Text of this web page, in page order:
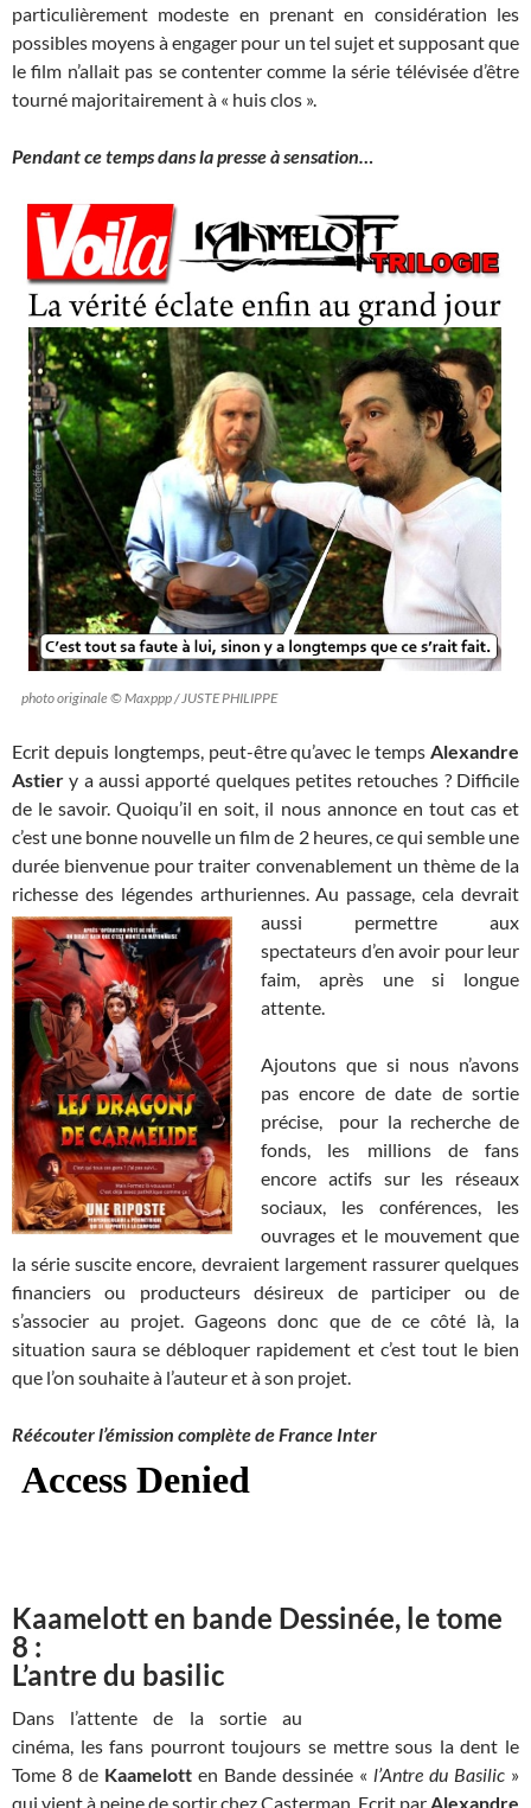
particulièrement modeste en prenant en considération les
possibles moyens à engager pour un tel sujet et supposant que
le film n’allait pas se contenter comme la série télévisée d’être
tourné majoritairement à « huis clos ».
Pendant ce temps dans la presse à sensation…
photo originale © Maxppp / JUSTE PHILIPPE
Ecrit depuis longtemps, peut-être qu’avec le temps Alexandre
Astier y a aussi apporté quelques petites retouches ? Difficile
de le savoir. Quoiqu’il en soit, il nous annonce en tout cas et
c’est une bonne nouvelle un film de 2 heures, ce qui semble une
durée bienvenue pour traiter convenablement un thème de la
richesse des légendes arthuriennes. Au passage, cela devrait
aussi permettre aux
spectateurs d’en avoir pour leur
faim, après une si longue
attente.
Ajoutons que si nous n’avons
pas encore de date de sortie
précise, pour la recherche de
fonds, les millions de fans
encore actifs sur les réseaux
sociaux, les conférences, les
ouvrages et le mouvement que
la série suscite encore, devraient largement rassurer quelques
financiers ou producteurs désireux de participer ou de
s’associer au projet. Gageons donc que de ce côté là, la
situation saura se débloquer rapidement et c’est tout le bien
que l’on souhaite à l’auteur et à son projet.
Réécouter l’émission complète de France Inter
Kaamelott en bande Dessinée, le tome
8 :
L’antre du basilic
Dans l’attente de la sortie au
cinéma, les fans pourront toujours se mettre sous la dent le
Tome 8 de Kaamelott en Bande dessinée « l’Antre du Basilic »
qui vient à peine de sortir chez Casterman. Ecrit par Alexandre